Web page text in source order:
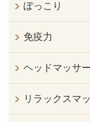
ぽっこり
免疫力
ヘッドマッサ
リラックスマ